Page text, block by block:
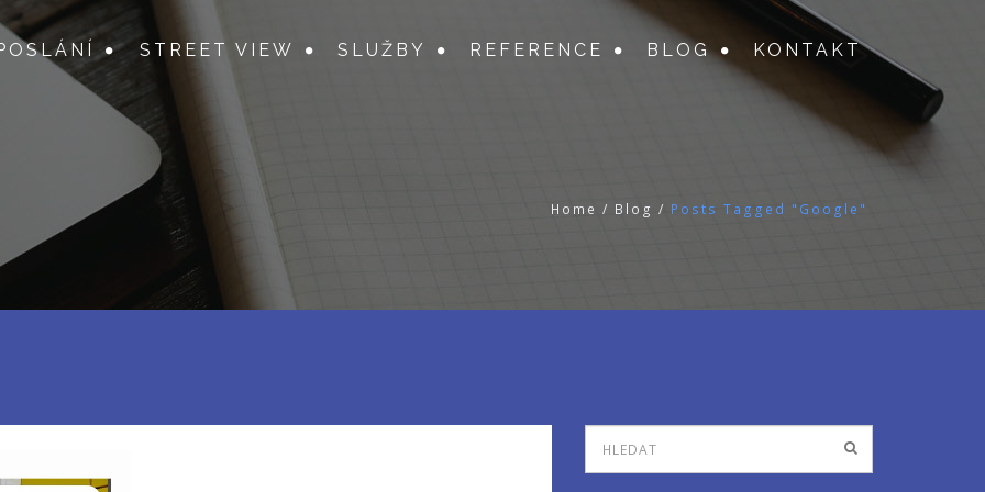
STREET VIEW SLUŽBY REFERENCE BLOG KONTAKT
Home / Blog / Posts Tagged "Google"